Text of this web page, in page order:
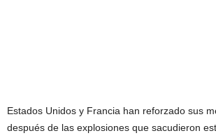
Estados Unidos y Francia han reforzado sus
después de las explosiones que sacudieron